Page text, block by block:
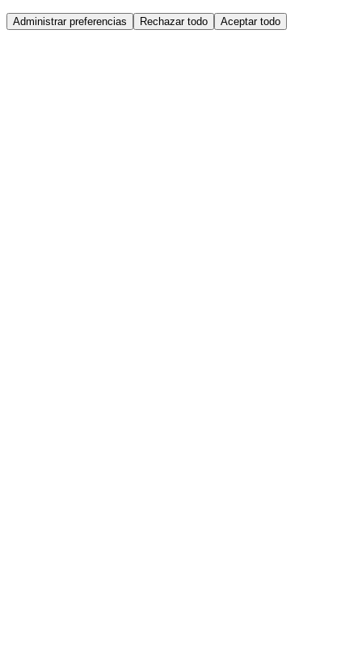
Administrar preferencias Rechazar todo Aceptar todo